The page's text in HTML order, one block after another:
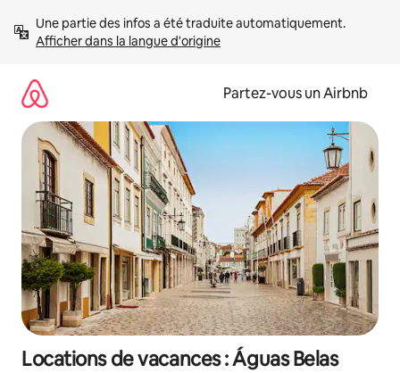
directement
Afficher dans la langue d'origine
Partez-vous un Airbnb
Locations de vacances : Águas Belas